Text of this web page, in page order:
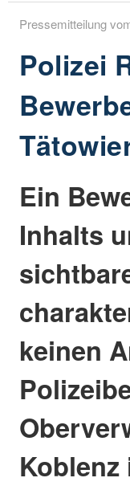
Pressemitteilung
Polizei
Ein
Inhalts
keinen